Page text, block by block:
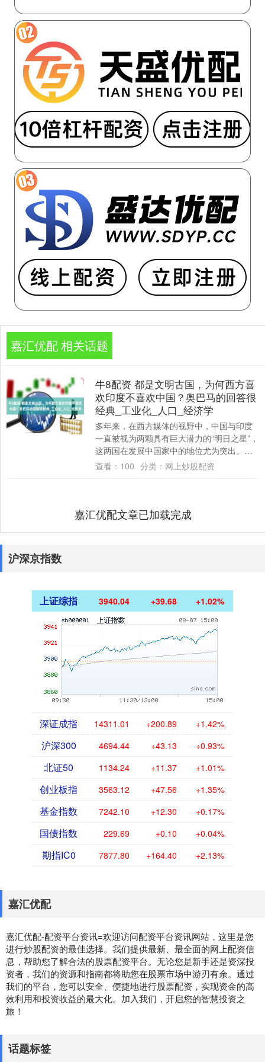
嘉汇优配 相关话题
牛8配资 都是文明古国，为何西方喜
欢印度不喜欢中国？奥巴马的回答很
经典_工业化_人口_经济学
多年来，在西方媒体的视野中，中国与印度
一直被视为两颗具有巨大潜力的“明日之星”，
这两国在发展中国家中的地位尤为突出。尤
其在过去一段时间内，关于“龙象之争”的话
查看： 100 分类： 网上炒股配资
嘉汇优配文章已加载完成
沪深京指数
上证综指 3940.04 +39.68 +1.02%
深证成指 14311.01 +200.89 +1.42%
沪深300 4694.44 +43.13 +0.93%
北证50 1134.24 +11.37 +1.01%
创业板指 3563.12 +47.56 +1.35%
基金指数 7242.10 +12.30 +0.17%
国债指数 229.69 +0.10 +0.04%
期指IC0 7877.80 +164.40 +2.13%
嘉汇优配
嘉汇优配-配资平台资讯=欢迎访问配资平台资讯网站，这里是您
进行炒股配资的最佳选择。我们提供最新、最全面的网上配资信
息，帮助您了解合法的股票配资平台。无论您是新手还是资深投
资者，我们的资源和指南都将助您在股票市场中游刃有余。通过
我们的平台，您可以安全、便捷地进行股票配资，实现资金的高
效利用和投资收益的最大化。加入我们，开启您的智慧投资之
旅！
话题标签